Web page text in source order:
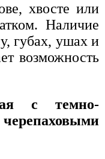
хвосте или
Наличие
губах, ушах и
возможность
с темно-